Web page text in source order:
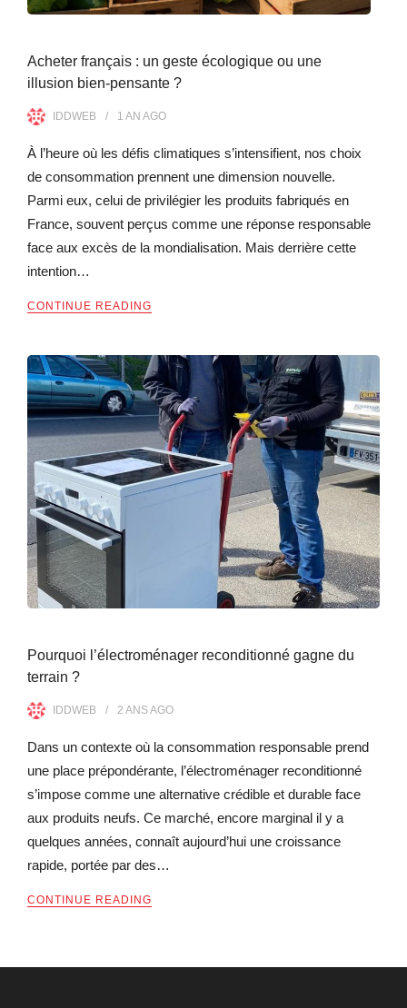
Acheter français : un geste écologique ou une
illusion bien-pensante ?
IDDWEB 1 AN AGO
À l’heure où les défis climatiques s’intensifient, nos choix
de consommation prennent une dimension nouvelle.
Parmi eux, celui de privilégier les produits fabriqués en
France, souvent perçus comme une réponse responsable
face aux excès de la mondialisation. Mais derrière cette
intention…
CONTINUE READING
Pourquoi l’électroménager reconditionné gagne du
terrain ?
IDDWEB 2 ANSAGO
Dans un contexte où la consommation responsable prend
une place prépondérante, l’électroménager reconditionné
s’impose comme une alternative crédible et durable face
aux produits neufs. Ce marché, encore marginal il y a
quelques années, connaît aujourd’hui une croissance
rapide, portée par des…
CONTINUE READING